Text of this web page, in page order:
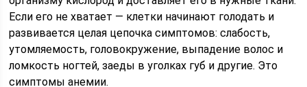
Если его не хватает — клетки начинают голодать и
развивается целая цепочка симптомов: слабость,
утомляемость, головокружение, выпадение волос и
ломкость ногтей, заеды в уголках губ и другие. Это
симптомы анемии.